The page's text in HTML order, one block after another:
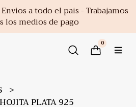
Envios a todo el pais - Trabajamos
los medios de pago
0
PLATA 925